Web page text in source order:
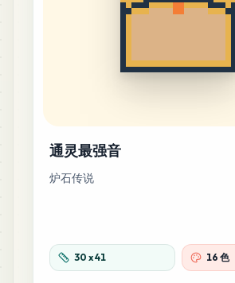
通灵最强音
炉石传说
30 x41 16 色